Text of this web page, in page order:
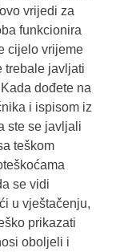
vrijedi za
funkcionira
cijelo vrijeme
trebale javljati
dođete na
i ispisom iz
ste se javljali
teškom
se vidi
u vještačenju,
prikazati
oboljeli i